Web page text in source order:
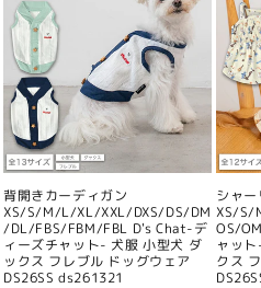
背開きカーディガン
XS/S/M/L/XL/XXL/DXS/DS/DM
/DL/FBS/FBM/FBL D's Chat-デ
ィーズチャット- 犬服 小型犬 ダ
ックス フレブル ドッグウェア
DS26SS ds261321
シャ
XS/
OS/
ャッ
クス